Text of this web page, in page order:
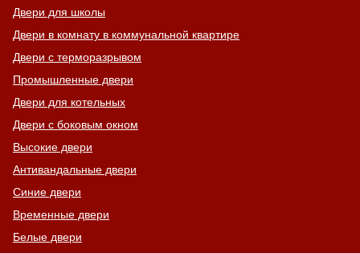
Двери для школы
Двери в комнату в коммунальной квартире
Двери с терморазрывом
Промышленные двери
Двери для котельных
Двери с боковым окном
Высокие двери
Антивандальные двери
Синие двери
Временные двери
Белые двери